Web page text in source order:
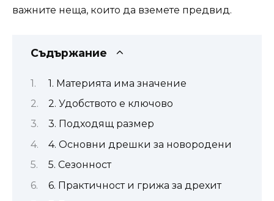
важните неща, които да вземете предвид.
Съдържание
1. Материята има значение
2. Удобството е ключово
3. Подходящ размер
4. Основни дрешки за новородени
5. Сезонност
6. Практичност и грижа за дрехит